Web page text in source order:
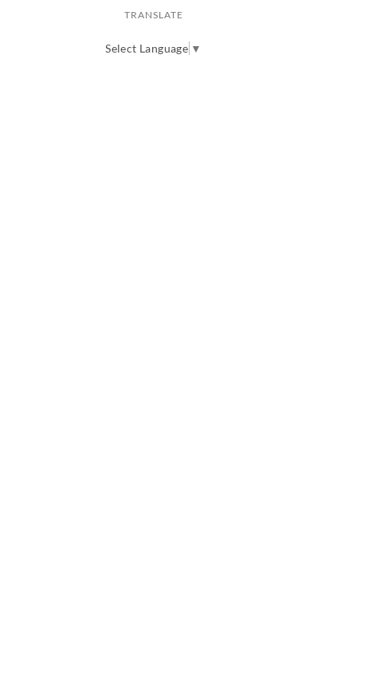
TRANSLATE
Select Language ▼